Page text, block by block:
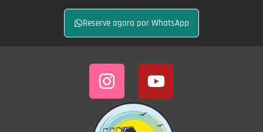
Reserve agora por WhatsApp